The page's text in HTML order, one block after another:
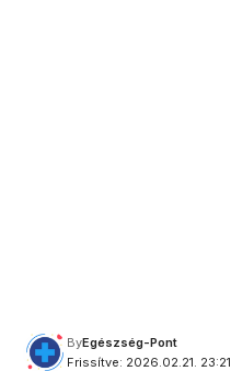
Frissítve: 2026.02.21. 23:21
ByEgészség-Pont